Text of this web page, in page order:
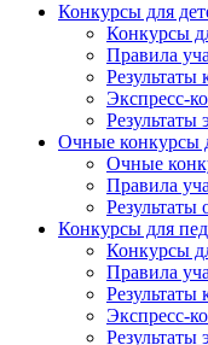
Конкурсы для
Конкурсы
Правила
Результаты
Экспресс-
Результаты
Очные конкурсы
Очные
Правила
Результаты
Конкурсы для
Конкурсы
Правила
Результаты
Экспресс-
Результаты